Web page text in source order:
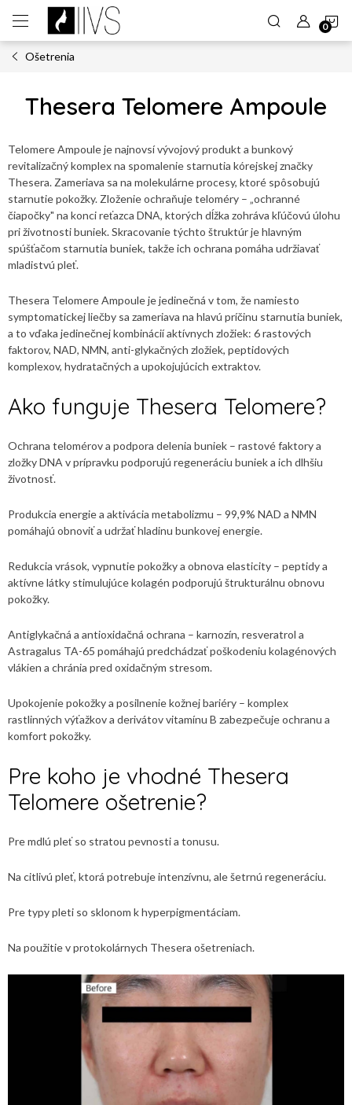
obsah
Ošetrenia
Thesera Telomere Ampoule
Telomere Ampoule je najnovsí vývojový produkt a bunkový
revitalizačný komplex na spomalenie starnutia kórejskej značky
Thesera. Zameriava sa na molekulárne procesy, ktoré spôsobujú
starnutie pokožky. Zloženie ochraňuje teloméry – „ochranné
čiapočky" na konci reťazca DNA, ktorých dĺžka zohráva kľúčovú úlohu
pri životnosti buniek. Skracovanie týchto štruktúr je hlavným
spúšťačom starnutia buniek, takže ich ochrana pomáha udržiavať
mladistvú pleť.
Thesera Telomere Ampoule je jedinečná v tom, že namiesto
symptomatickej liečby sa zameriava na hlavú príčinu starnutia buniek,
a to vďaka jedinečnej kombinácií aktívnych zložiek: 6 rastových
faktorov, NAD, NMN, anti-glykačných zložiek, peptidových
komplexov, hydratačných a upokojujúcich extraktov.
Ako funguje Thesera Telomere?
Ochrana telomérov a podpora delenia buniek – rastové faktory a
zložky DNA v prípravku podporujú regeneráciu buniek a ich dlhšiu
životnosť.
Produkcia energie a aktivácia metabolizmu – 99,9% NAD a NMN
pomáhajú obnoviť a udržať hladinu bunkovej energie.
Redukcia vrások, vypnutie pokožky a obnova elasticity – peptidy a
aktívne látky stimulujúce kolagén podporujú štrukturálnu obnovu
pokožky.
Antiglykačná a antioxidačná ochrana – karnozín, resveratrol a
Astragalus TA-65 pomáhajú predchádzať poškodeniu kolagénových
vlákien a chránia pred oxidačným stresom.
Upokojenie pokožky a posilnenie kožnej bariéry – komplex
rastlinných výťažkov a derivátov vitamínu B zabezpečuje ochranu a
komfort pokožky.
Pre koho je vhodné Thesera
Telomere ošetrenie?
Pre mdlú pleť so stratou pevnosti a tonusu.
Na citlivú pleť, ktorá potrebuje intenzívnu, ale šetrnú regeneráciu.
Pre typy pleti so sklonom k hyperpigmentáciam.
Na použitie v protokolárnych Thesera ošetreniach.